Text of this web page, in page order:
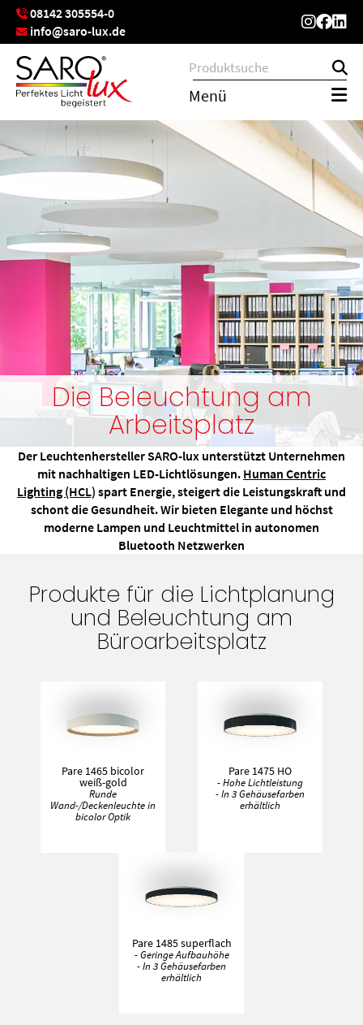
08142 305554-0
info@saro-lux.de
Menü
Die Beleuchtung am
Arbeitsplatz
Der Leuchtenhersteller SARO-lux unterstützt Unternehmen
mit nachhaltigen LED-Lichtlösungen. Human Centric
Lighting (HCL) spart Energie, steigert die Leistungskraft und
schont die Gesundheit. Wir bieten Elegante und höchst
moderne Lampen und Leuchtmittel in autonomen
Bluetooth Netzwerken
Produkte für die Lichtplanung
und Beleuchtung am
Büroarbeitsplatz
Pare 1465 bicolor
weiß-gold
Runde
Wand-/Deckenleuchte in
bicolor Optik
Pare 1475 HO
- Hohe Lichtleistung
- In 3 Gehäusefarben
erhältlich
Pare 1485 superflach
- Geringe Aufbauhöhe
- In 3 Gehäusefarben
erhältlich